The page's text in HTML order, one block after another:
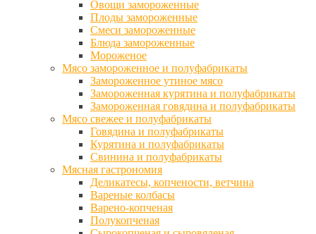
Овощи замороженные
Плоды замороженные
Смеси замороженные
Блюда замороженные
Мороженое
Мясо замороженное и полуфабрикаты
Замороженное утиное мясо
Замороженная курятина и полуфабрикаты
Замороженная говядина и полуфабрикаты
Мясо свежее и полуфабрикаты
Говядина и полуфабрикаты
Курятина и полуфабрикаты
Свинина и полуфабрикаты
Мясная гастрономия
Деликатесы, копчености, ветчина
Вареные колбасы
Варено-копченая
Полукопченая